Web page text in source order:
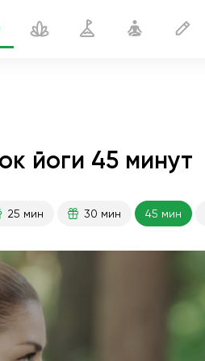
йоги 45 минут
25 мин 30 мин 45 мин